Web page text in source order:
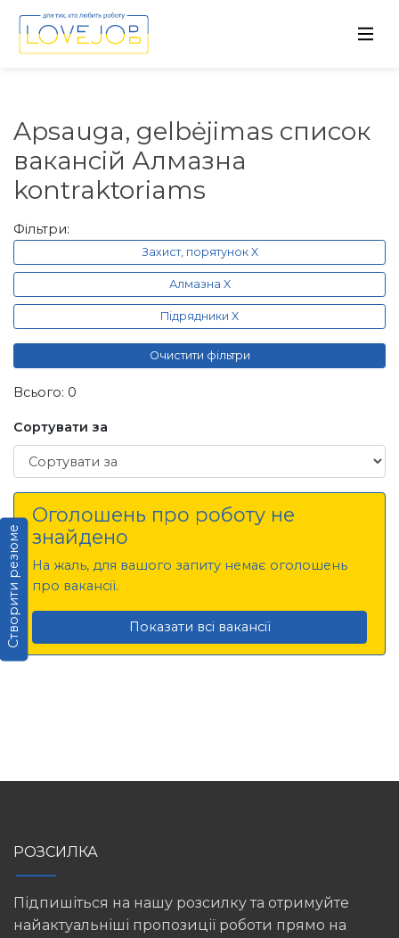
Створити резюме
Apsauga, gelbėjimas список
вакансій Алмазна
kontraktoriams
Фільтри:
Захист, порятунок X
Алмазна X
Підрядники X
Очистити фільтри
Всього: 0
Сортувати за
Сортувати за
Оголошень про роботу не
знайдено
На жаль, для вашого запиту немає оголошень
про вакансії.
Показати всі вакансії
РОЗСИЛКА
Підпишіться на нашу розсилку та отримуйте
найактуальніші пропозиції роботи прямо на